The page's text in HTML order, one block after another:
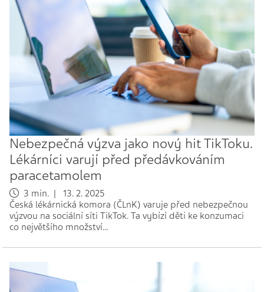
Nebezpečná výzva jako nový hit TikToku.
Lékárníci varují před předávkováním
paracetamolem
3 min. | 13. 2. 2025
Česká lékárnická komora (ČLnK) varuje před nebezpečnou
výzvou na sociální síti TikTok. Ta vybízí děti ke konzumaci
co největšího množství…